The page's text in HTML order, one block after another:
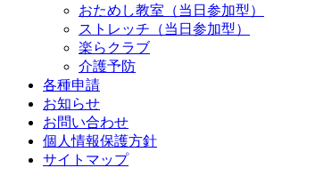
おためし教室（当日参加型）
ストレッチ（当日参加型）
楽らクラブ
介護予防
各種申請
お知らせ
お問い合わせ
個人情報保護方針
サイトマップ